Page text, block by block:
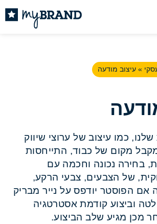
» עיצוב מודעה
כמו עיצוב של ערוצי שיווק
מקום של כבוד, התייחסות
בחירה נכונה וחכמה עם
של הצבעים, צבעי הרקע,
אם הפוסטר יודפס על נייר מבריק
וביצוע קודמת אסטרטגיה
מכן מגיע שלב הביצוע.